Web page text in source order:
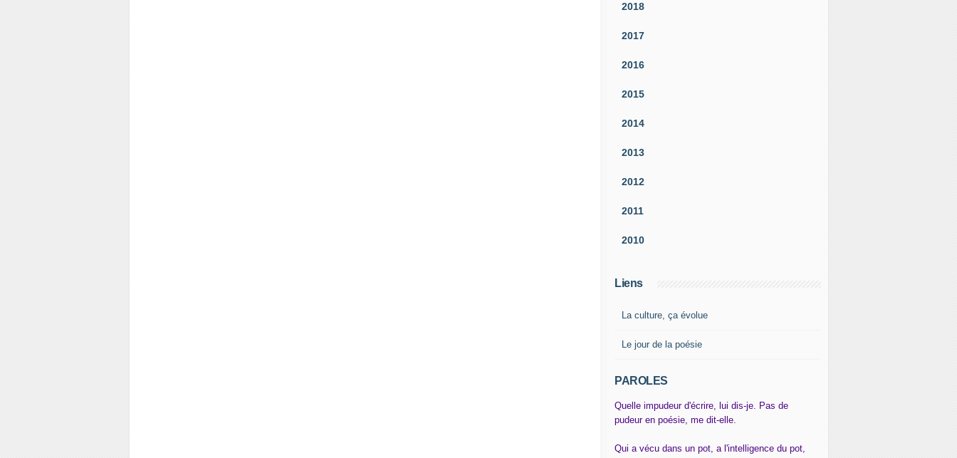
2018
2017
2016
2015
2014
2013
2012
2011
2010
Liens
La culture, ça évolue
Le jour de la poésie
PAROLES
Quelle impudeur d'écrire, lui dis-je. Pas de
pudeur en poésie, me dit-elle.
Qui a vécu dans un pot, a l'intelligence du pot,